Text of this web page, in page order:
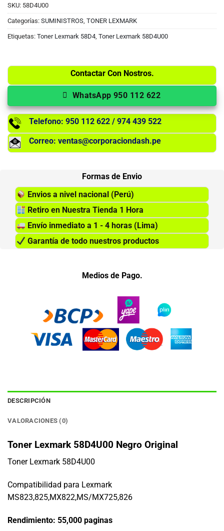
SKU: 58D4U00
Categorías: SUMINISTROS, TONER LEXMARK
Etiquetas: Toner Lexmark 58D4, Toner Lexmark 58D4U00
Contactar Con Nostros.
WhatsApp 950 112 622
Telefono: 950 112 622 / 974 439 522
Correo: ventas@corporaciondash.pe
Formas de Envio
Envios a nivel nacional (Perú)
Retiro en Nuestra Tienda 1 Hora
Envío inmediato a 1 - 4 horas (Lima)
Garantía de todo nuestros productos
Medios de Pago.
DESCRIPCIÓN
VALORACIONES (0)
Toner Lexmark 58D4U00 Negro Original
Toner Lexmark 58D4U00
Compatibilidad para Lexmark
MS823,825,MX822,MS/MX725,826
Rendimiento: 55,000 paginas